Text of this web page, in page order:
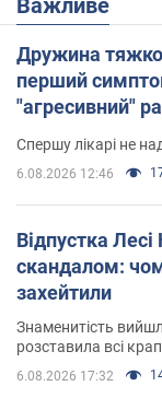
Дружина
перший
"агресивний"
Спершу лікарі не
6.08.2026 12:46
Відпустка
скандалом:
захейтили
Знаменитість
розставила всі
6.08.2026 17:32